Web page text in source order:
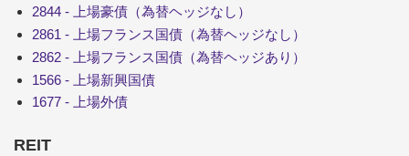
2844 - 上場豪債（為替ヘッジなし）
2861 - 上場フランス国債（為替ヘッジなし）
2862 - 上場フランス国債（為替ヘッジあり）
1566 - 上場新興国債
1677 - 上場外債
REIT